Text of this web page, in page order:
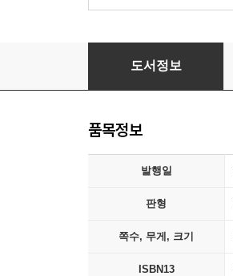
달리기의 과학
도서정보
품목정보
발행일
판형
쪽수, 무게, 크기
ISBN13